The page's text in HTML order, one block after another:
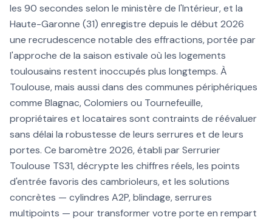
les 90 secondes selon le ministère de l'Intérieur, et la
Haute-Garonne (31) enregistre depuis le début 2026
une recrudescence notable des effractions, portée par
l'approche de la saison estivale où les logements
toulousains restent inoccupés plus longtemps. À
Toulouse, mais aussi dans des communes périphériques
comme Blagnac, Colomiers ou Tournefeuille,
propriétaires et locataires sont contraints de réévaluer
sans délai la robustesse de leurs serrures et de leurs
portes. Ce baromètre 2026, établi par Serrurier
Toulouse TS31, décrypte les chiffres réels, les points
d'entrée favoris des cambrioleurs, et les solutions
concrètes — cylindres A2P, blindage, serrures
multipoints — pour transformer votre porte en rempart